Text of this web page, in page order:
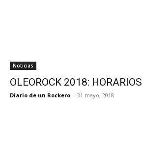
Noticias
OLEOROCK 2018: HORARIOS
Diario de un Rockero - 31 mayo, 2018